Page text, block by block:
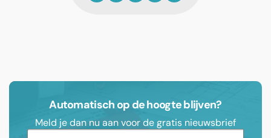
Automatisch op de hoogte blijven?
Meld je dan nu aan voor de gratis nieuwsbrief